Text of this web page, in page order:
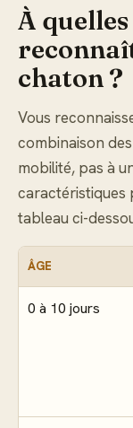
À
chaton ?
Vous
combinaison
mobilité, pas à
caractéristiques
tableau ci-
ÂGE
0 à 10 jours